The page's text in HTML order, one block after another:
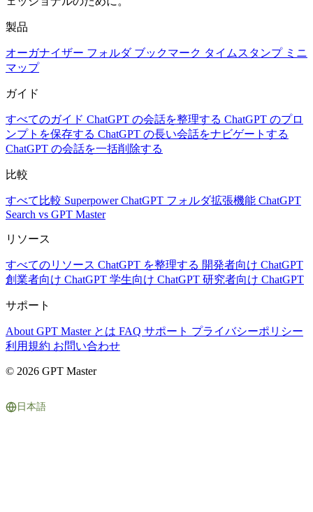
製品
オーガナイザー フォルダ ブックマーク タイムスタンプ ミニ
マップ
ガイド
すべてのガイド ChatGPT の会話を整理する ChatGPT のプロ
ンプトを保存する ChatGPT の長い会話をナビゲートする
ChatGPT の会話を一括削除する
比較
すべて比較 Superpower ChatGPT フォルダ拡張機能 ChatGPT
Search vs GPT Master
リソース
すべてのリソース ChatGPT を整理する 開発者向け ChatGPT
創業者向け ChatGPT 学生向け ChatGPT 研究者向け ChatGPT
サポート
About GPT Master とは FAQ サポート プライバシーポリシー
利用規約 お問い合わせ
© 2026 GPT Master
日本語